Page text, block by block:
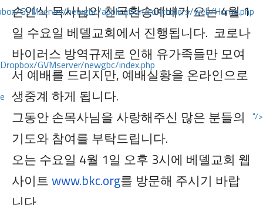
GVMserver/newgbc/application/controllers/web/Home.php
GVMserver/newgbc/index.php
"/>
손인식 목사님의 천국환송예배가 오는 4월 1
일 수요일 베델교회에서 진행됩니다. 코로나
바이러스 방역규제로 인해 유가족들만 모여
서 예배를 드리지만, 예배실황을 온라인으로
생중계 하게 됩니다.
그동안 손목사님을 사랑해주신 많은 분들의
기도와 참여를 부탁드립니다.
오는 수요일 4월 1일 오후 3시에 베델교회 웹
사이트www.bkc.org를 방문해 주시기 바랍